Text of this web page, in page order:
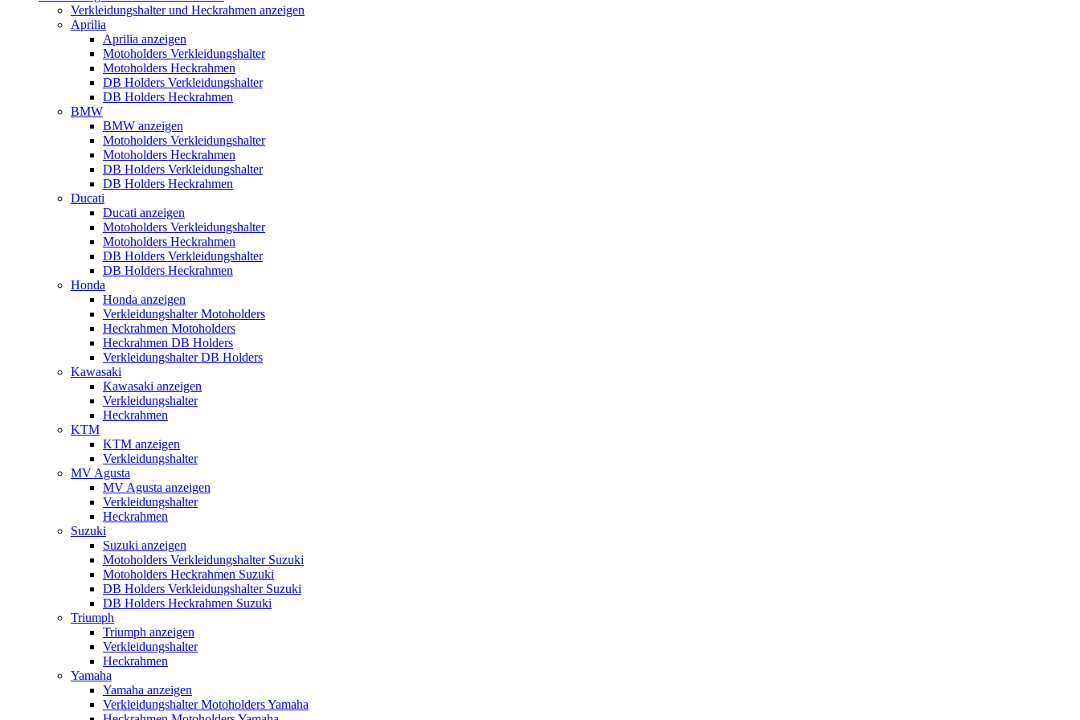
Verkleidungshalter und Heckrahmen anzeigen
Aprilia
Aprilia anzeigen
Motoholders Verkleidungshalter
Motoholders Heckrahmen
DB Holders Verkleidungshalter
DB Holders Heckrahmen
BMW
BMW anzeigen
Motoholders Verkleidungshalter
Motoholders Heckrahmen
DB Holders Verkleidungshalter
DB Holders Heckrahmen
Ducati
Ducati anzeigen
Motoholders Verkleidungshalter
Motoholders Heckrahmen
DB Holders Verkleidungshalter
DB Holders Heckrahmen
Honda
Honda anzeigen
Verkleidungshalter Motoholders
Heckrahmen Motoholders
Heckrahmen DB Holders
Verkleidungshalter DB Holders
Kawasaki
Kawasaki anzeigen
Verkleidungshalter
Heckrahmen
KTM
KTM anzeigen
Verkleidungshalter
MV Agusta
MV Agusta anzeigen
Verkleidungshalter
Heckrahmen
Suzuki
Suzuki anzeigen
Motoholders Verkleidungshalter Suzuki
Motoholders Heckrahmen Suzuki
DB Holders Verkleidungshalter Suzuki
DB Holders Heckrahmen Suzuki
Triumph
Triumph anzeigen
Verkleidungshalter
Heckrahmen
Yamaha
Yamaha anzeigen
Verkleidungshalter Motoholders Yamaha